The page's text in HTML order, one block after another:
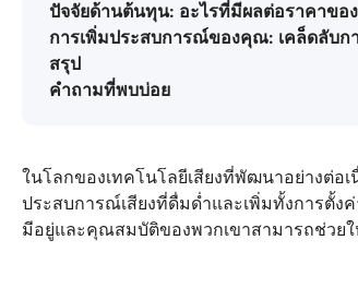
ปัจจัยด้านต้นทุน: อะไรที่มีผลต่อราคาขอ
การเพิ่มประสบการณ์ของคุณ: เคล็ดลับก
สรุป
คำถามที่พบบ่อย
ในโลกของเทคโนโลยีเสียงที่พัฒนาอย่างต่อ
ประสบการณ์เสียงที่ดื่มด่ำและเพิ่มทั้งการตั้ง
มีอยู่และคุณสมบัติของพวกเขาสามารถช่วย